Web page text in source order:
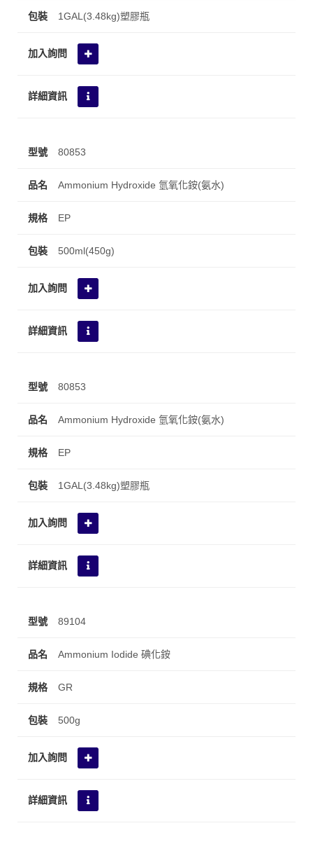
1GAL(3.48kg)塑膠瓶
80853
Ammonium Hydroxide 氫氧化銨(氨水)
EP
500ml(450g)
80853
Ammonium Hydroxide 氫氧化銨(氨水)
EP
1GAL(3.48kg)塑膠瓶
89104
Ammonium Iodide 碘化銨
GR
500g